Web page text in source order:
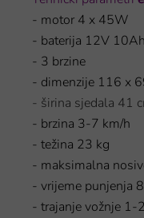
- motor 4 x 45W
- baterija 12V 10Ah
- 3 brzine
- dimenzije 116 x
- širina sjedala 41
- brzina 3-7 km/h
- težina 23 kg
- maksimalna
- vrijeme punjenja
- trajanje vožnje 1-